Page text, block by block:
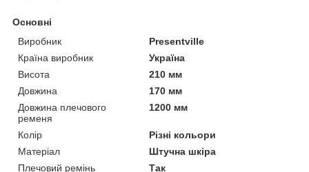
Основні
Виробник
Presentville
Країна виробник
Україна
Висота
210 мм
Довжина
170 мм
Довжина плечового
ременя
1200 мм
Колір
Різні кольори
Матеріал
Штучна шкіра
Плечовий ремінь
Так